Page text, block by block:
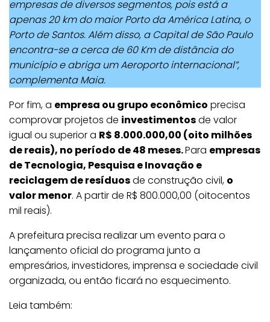
empresas de diversos segmentos, pois está a
apenas 20 km do maior Porto da América Latina, o
Porto de Santos. Além disso, a Capital de São Paulo
encontra-se a cerca de 60 Km de distância do
município e abriga um Aeroporto internacional”,
complementa Maia.
Por fim, a empresa ou grupo econômico precisa
comprovar projetos de investimentosde valor
igual ou superior a R$ 8.000.000,00 (oito milhões
de reais), no período de 48 meses.Para empresas
de Tecnologia, Pesquisa e Inovação e
reciclagem de resíduosde construção civil, o
valor menor. A partir de R$ 800.000,00 (oitocentos
mil reais).
A prefeitura precisa realizar um evento para o
lançamento oficial do programa junto a
empresários, investidores, imprensa e sociedade civil
organizada, ou então ficará no esquecimento.
Leia também: